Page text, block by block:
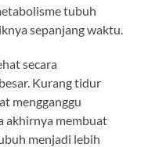
tubuh
sepanjang waktu.
secara
Kurang tidur
mengganggu
akhirnya membuat
menjadi lebih